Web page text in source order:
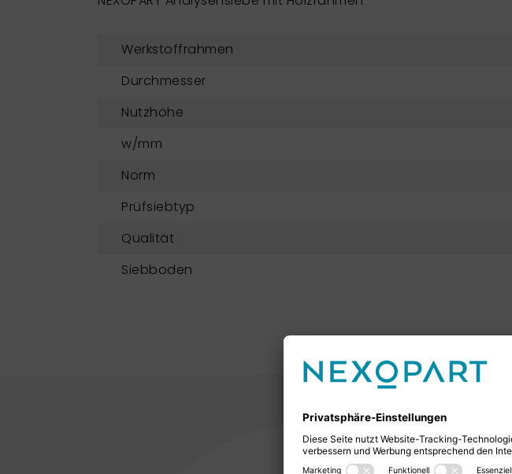
Werkstoffrahmen
Durchmesser
Nutzhöhe
w/mm
Norm
Prüfsiebtyp
Qualität
Siebboden